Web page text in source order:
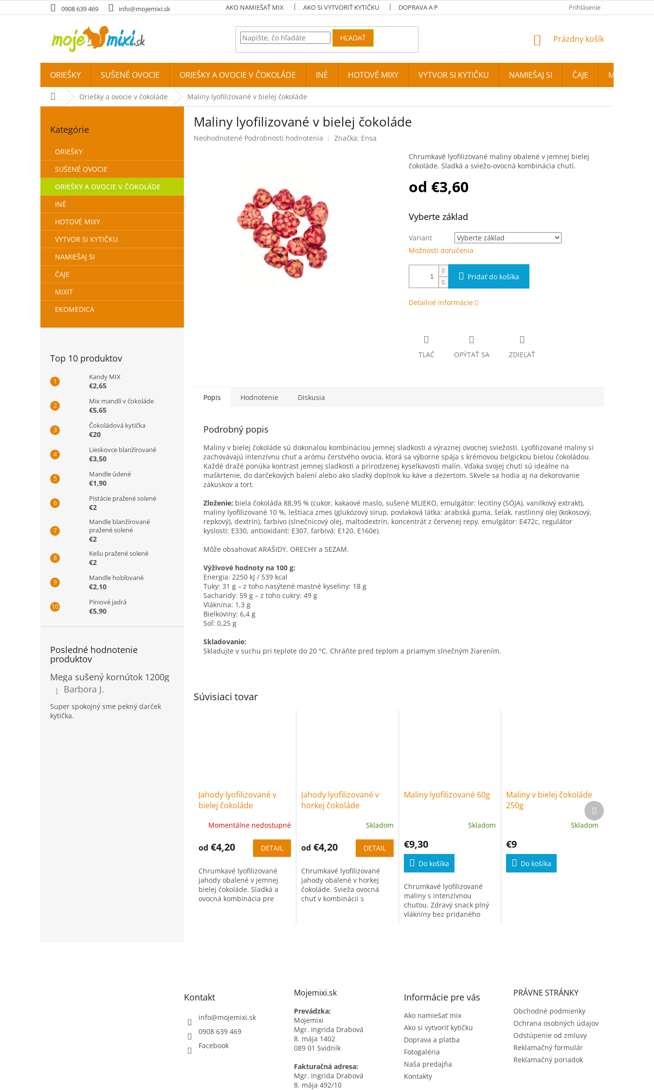
0908 639 469 info@mojemixi.sk AKO NAMIEŠAŤ MIX AKO SI VYTVORIŤ KYTIČKU DOPRAVA A PLATBA NAŠA PREDAJŇAPrihlásenie
HĽADAŤ NÁKUPNÝ KOŠÍK
Prázdny košík
ORIEŠKY SUŠENÉ OVOCIE ORIEŠKY A OVOCIE V ČOKOLÁDE INÉ HOTOVÉ MIXY VYTVOR SI KYTIČKU NAMIEŠAJ SI ČAJE MIXIT
DomovOriešky a ovocie v čokoláde Maliny lyofilizované v bielej čokoláde
Kategórie
ORIEŠKY
SUŠENÉ OVOCIE
ORIEŠKY A OVOCIE V ČOKOLÁDE
INÉ
HOTOVÉ MIXY
VYTVOR SI KYTIČKU
NAMIEŠAJ SI
ČAJE
MIXIT
EKOMEDICA
Top 10 produktov
Kandy MIX
€2,65
Mix mandlí v čokoláde
€5,65
Čokoládová kytička
€20
Lieskovce blanžírované
€3,50
Mandle údené
€1,90
Pistácie pražené solené
€2
Mandle blanžírované
pražené solené
€2
Kešu pražené solené
€2
Mandle hobľované
€2,10
Píniové jadrá
€5,90
Posledné hodnotenie
produktov
Mega sušený kornútok 1200g
Hodnotenie produktu je 5 z 5 hviezdičiek.
| Barbora J.
Super spokojný sme pekný darček
kytička.
Maliny lyofilizované v bielej čokoláde
Priemerné hodnotenie produktu je 0,0 z 5 hviezdičiek.
Neohodnotené Podrobnosti hodnotenia Značka: Ensa
od €3,60
Vyberte základ
Variant
Možnosti doručenia
Pridať do košíka
Chrumkavé lyofilizované maliny obalené v jemnej bielej
čokoláde. Sladká a sviežo-ovocná kombinácia chutí.
Detailné informácie
TLAČ OPÝTAŤ SA ZDIEĽAŤ
Súvisiaci tovar
Jahody lyofilizované v
bielej čokoláde
Momentálne nedostupné
od €4,20 DETAIL
Chrumkavé lyofilizované
jahody obalené v jemnej
bielej čokoláde. Sladká a
ovocná kombinácia pre
Jahody lyofilizované v
horkej čokoláde
Skladom
od €4,20 DETAIL
Chrumkavé lyofilizované
jahody obalené v horkej
čokoláde. Svieža ovocná
chuť v kombinácii s
Maliny lyofilizované 60g
Skladom
€9,30
Do košíka
Chrumkavé lyofilizované
maliny s intenzívnou
chuťou. Zdravý snack plný
vlákniny bez pridaného
Maliny v bielej čokoláde
250g
Skladom
€9
Do košíka
Ďalší produkt
Popis Hodnotenie Diskusia
Podrobný popis
Maliny v bielej čokoláde sú dokonalou kombináciou jemnej sladkosti a výraznej ovocnej sviežosti. Lyofilizované maliny si
zachovávajú intenzívnu chuť a arómu čerstvého ovocia, ktorá sa výborne spája s krémovou belgickou bielou čokoládou.
Každé dražé ponúka kontrast jemnej sladkosti a prirodzenej kyselkavosti malín. Vďaka svojej chuti sú ideálne na
maškrtenie, do darčekových balení alebo ako sladký doplnok ku káve a dezertom. Skvele sa hodia aj na dekorovanie
zákuskov a tort.
Zloženie: biela čokoláda 88,95 % (cukor, kakaové maslo, sušené MLIEKO, emulgátor: lecitíny (SÓJA), vanilkový extrakt),
maliny lyofilizované 10 %, leštiaca zmes (glukózový sirup, povlaková látka: arabská guma, šelak, rastlinný olej (kokosový,
repkový), dextrín), farbivo (slnečnicový olej, maltodextrín, koncentrát z červenej repy, emulgátor: E472c, regulátor
kyslosti: E330, antioxidant: E307, farbivá: E120, E160e).
Môže obsahovať ARAŠIDY, ORECHY a SEZAM.
Výživové hodnoty na 100 g:
Energia: 2250 kJ / 539 kcal
Tuky: 31 g – z toho nasýtené mastné kyseliny: 18 g
Sacharidy: 59 g – z toho cukry: 49 g
Vláknina: 1,3 g
Bielkoviny: 6,4 g
Soľ: 0,25 g
Skladovanie:
Skladujte v suchu pri teplote do 20 °C. Chráňte pred teplom a priamym slnečným žiarením.
Kontakt
info@mojemixi.sk
0908 639 469
Facebook
Mojemixi.sk
Prevádzka:
Mojemixi
Mgr. Ingrida Drabová
8. mája 1402
089 01 Svidník
Fakturačná adresa:
Mgr. Ingrida Drabová
8. mája 492/10
Informácie pre vás
Ako namiešať mix
Ako si vytvoriť kytičku
Doprava a platba
Fotogaléria
Naša predajňa
Kontakty
PRÁVNE STRÁNKY
Obchodné podmienky
Ochrana osobných údajov
Odstúpenie od zmluvy
Reklamačný formulár
Reklamačný poriadok